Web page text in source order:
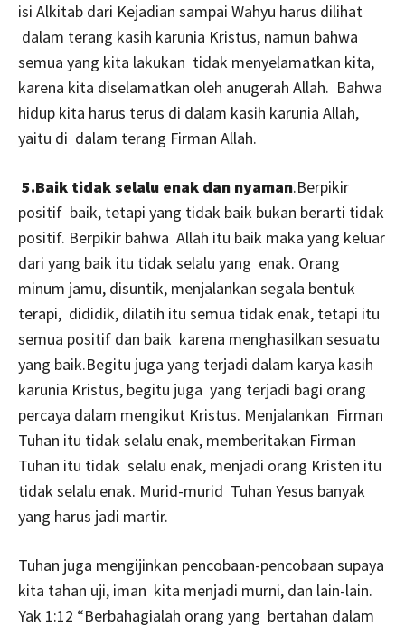
isi Alkitab dari Kejadian sampai Wahyu harus dilihat
dalam terang kasih karunia Kristus, namun bahwa
semua yang kita lakukan tidak menyelamatkan kita,
karena kita diselamatkan oleh anugerah Allah. Bahwa
hidup kita harus terus di dalam kasih karunia Allah,
yaitu di dalam terang Firman Allah.
5.Baik tidak selalu enak dan nyaman.Berpikir
positif baik, tetapi yang tidak baik bukan berarti tidak
positif. Berpikir bahwa Allah itu baik maka yang keluar
dari yang baik itu tidak selalu yang enak. Orang
minum jamu, disuntik, menjalankan segala bentuk
terapi, dididik, dilatih itu semua tidak enak, tetapi itu
semua positif dan baik karena menghasilkan sesuatu
yang baik.Begitu juga yang terjadi dalam karya kasih
karunia Kristus, begitu juga yang terjadi bagi orang
percaya dalam mengikut Kristus. Menjalankan Firman
Tuhan itu tidak selalu enak, memberitakan Firman
Tuhan itu tidak selalu enak, menjadi orang Kristen itu
tidak selalu enak. Murid-murid Tuhan Yesus banyak
yang harus jadi martir.
Tuhan juga mengijinkan pencobaan-pencobaan supaya
kita tahan uji, iman kita menjadi murni, dan lain-lain.
Yak 1:12 “Berbahagialah orang yang bertahan dalam